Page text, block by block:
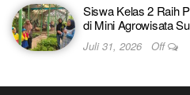
Siswa Kelas 2 Raih
di Mini Agrowisata
Juli 31, 2026 Off